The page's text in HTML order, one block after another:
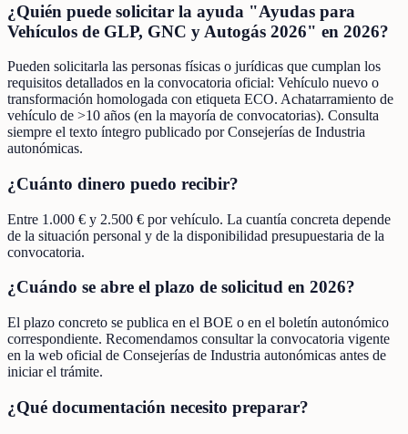
¿Quién puede solicitar la ayuda "Ayudas para
Vehículos de GLP, GNC y Autogás 2026" en 2026?
Pueden solicitarla las personas físicas o jurídicas que cumplan los
requisitos detallados en la convocatoria oficial: Vehículo nuevo o
transformación homologada con etiqueta ECO. Achatarramiento de
vehículo de >10 años (en la mayoría de convocatorias). Consulta
siempre el texto íntegro publicado por Consejerías de Industria
autonómicas.
¿Cuánto dinero puedo recibir?
Entre 1.000 € y 2.500 € por vehículo. La cuantía concreta depende
de la situación personal y de la disponibilidad presupuestaria de la
convocatoria.
¿Cuándo se abre el plazo de solicitud en 2026?
El plazo concreto se publica en el BOE o en el boletín autonómico
correspondiente. Recomendamos consultar la convocatoria vigente
en la web oficial de Consejerías de Industria autonómicas antes de
iniciar el trámite.
¿Qué documentación necesito preparar?